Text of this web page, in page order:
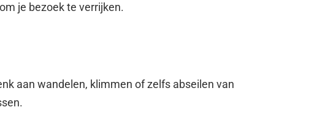
je bezoek te verrijken.
aan wandelen, klimmen of zelfs abseilen van